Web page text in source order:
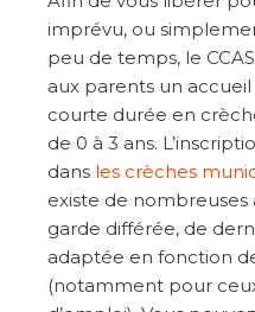
imprévu, ou
peu de temps, le
aux parents un
courte durée en
de 0 à 3 ans.
dans les crèches
existe de nombreuses
garde différée, de
adaptée en fonction
(notamment pour